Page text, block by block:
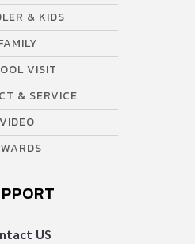
& KIDS
VISIT
& SERVICE
VIDEO
US